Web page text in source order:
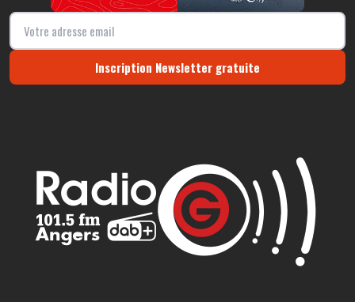
Inscription Newsletter gratuite